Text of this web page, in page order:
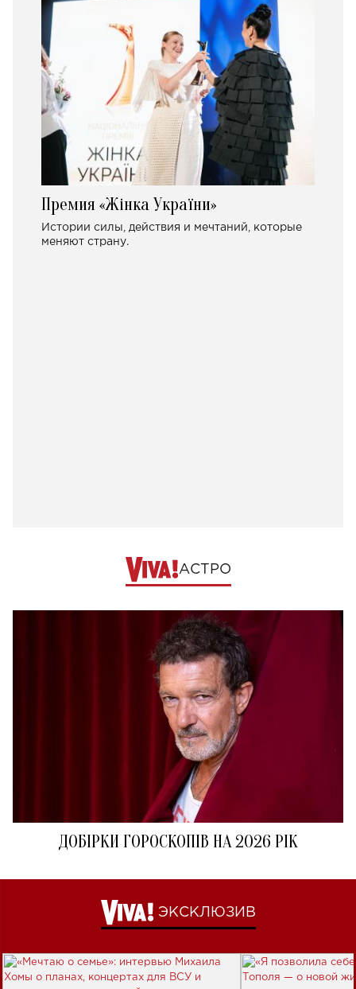
Премия «Жінка України»
Истории силы, действия и мечтаний, которые
меняют страну.
АСТРО
ДОБІРКИ ГОРОСКОПІВ НА 2026 РІК
ЭКСКЛЮЗИВ